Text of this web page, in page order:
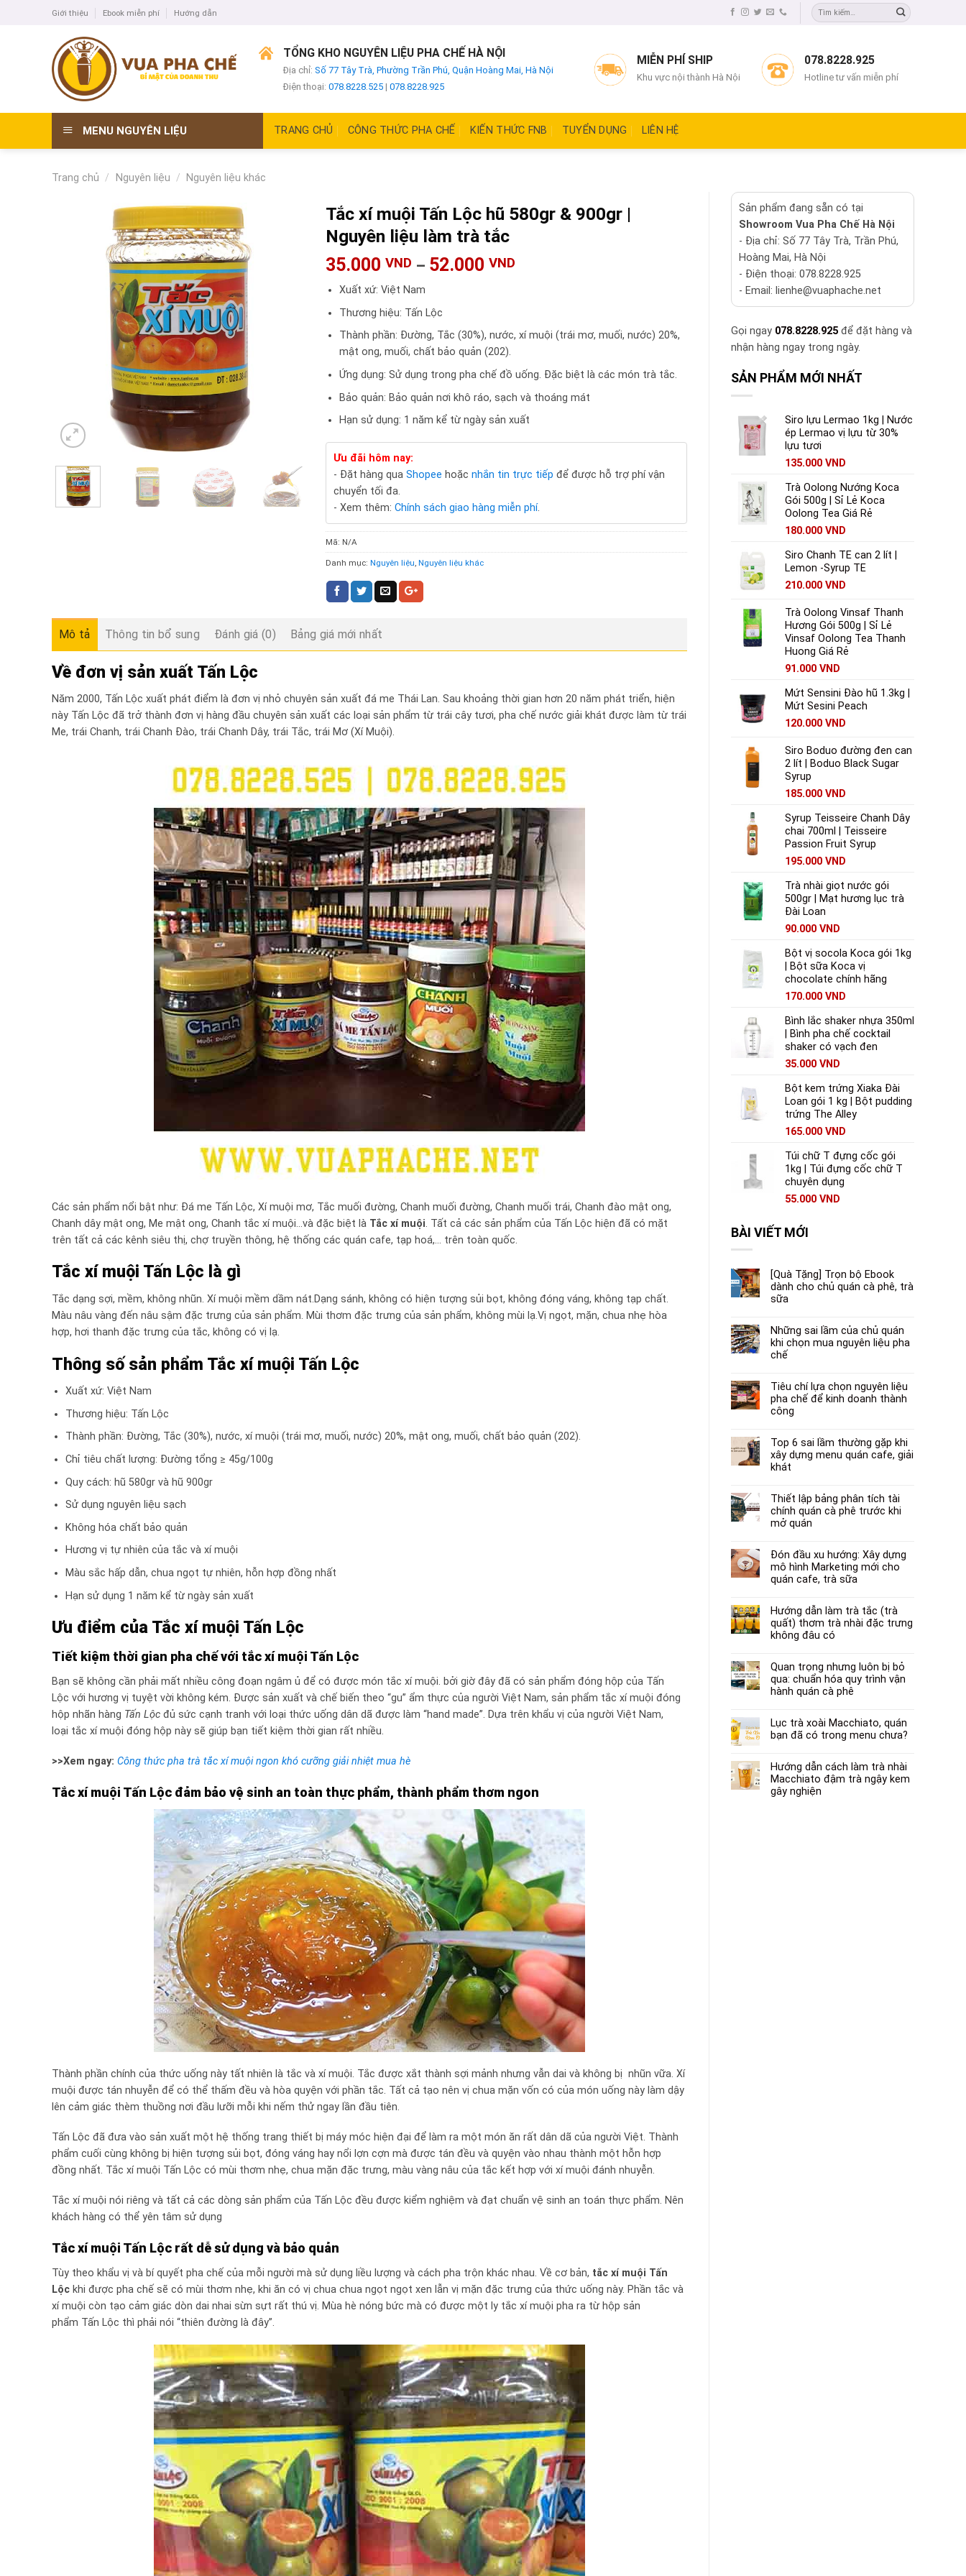
Giới thiệu Ebook miễn phí Hướng dẫn
TỔNG KHO NGUYÊN LIỆU PHA CHẾ HÀ NỘI
Địa chỉ:Số 77 Tây Trà, Phường Trần Phú, Quận Hoàng Mai, Hà Nội
Điện thoại:078.8228.525 |078.8228.925
MIỄN PHÍ SHIP
Khu vực nội thành Hà Nội
078.8228.925
Hotline tư vấn miễn phí
MENU NGUYÊN LIỆU TRANG CHỦ CÔNG THỨC PHA CHẾ KIẾN THỨC FNB TUYỂN DỤNG LIÊN HỆ
Trang chủ / Nguyên liệu / Nguyên liệu khác
Sản phẩm đang sẵn có tại
Showroom Vua Pha Chế Hà Nội
- Địa chỉ: Số 77 Tây Trà, Trần Phú,
Hoàng Mai, Hà Nội
- Điện thoại: 078.8228.925
- Email: lienhe@vuaphache.net
Gọi ngay 078.8228.925 để đặt hàng và
nhận hàng ngay trong ngày.
SẢN PHẨM MỚI NHẤT
Siro lựu Lermao 1kg | Nước
ép Lermao vị lựu từ 30%
lựu tươi
135.000 VND
Trà Oolong Nướng Koca
Gói 500g | Sỉ Lẻ Koca
Oolong Tea Giá Rẻ
180.000 VND
Siro Chanh TE can 2 lít |
Lemon -Syrup TE
210.000 VND
Trà Oolong Vinsaf Thanh
Hương Gói 500g | Sỉ Lẻ
Vinsaf Oolong Tea Thanh
Huong Giá Rẻ
91.000 VND
Mứt Sensini Đào hũ 1.3kg |
Mứt Sesini Peach
120.000 VND
Siro Boduo đường đen can
2 lít | Boduo Black Sugar
Syrup
185.000 VND
Syrup Teisseire Chanh Dây
chai 700ml | Teisseire
Passion Fruit Syrup
195.000 VND
Trà nhài giọt nước gói
500gr | Mạt hương lục trà
Đài Loan
90.000 VND
Bột vị socola Koca gói 1kg
| Bột sữa Koca vị
chocolate chính hãng
170.000 VND
Bình lắc shaker nhựa 350ml
| Bình pha chế cocktail
shaker có vạch đen
35.000 VND
Bột kem trứng Xiaka Đài
Loan gói 1 kg | Bột pudding
trứng The Alley
165.000 VND
Túi chữ T đựng cốc gói
1kg | Túi đựng cốc chữ T
chuyên dụng
55.000 VND
BÀI VIẾT MỚI
[Quà Tặng] Trọn bộ Ebook
dành cho chủ quán cà phê, trà
sữa
Những sai lầm của chủ quán
khi chọn mua nguyên liệu pha
chế
Tiêu chí lựa chọn nguyên liệu
pha chế để kinh doanh thành
công
Top 6 sai lầm thường gặp khi
xây dựng menu quán cafe, giải
khát
Thiết lập bảng phân tích tài
chính quán cà phê trước khi
mở quán
Đón đầu xu hướng: Xây dựng
mô hình Marketing mới cho
quán cafe, trà sữa
Hướng dẫn làm trà tắc (trà
quất) thơm trà nhài đặc trưng
không đâu có
Quan trọng nhưng luôn bị bỏ
qua: chuẩn hóa quy trình vận
hành quán cà phê
Lục trà xoài Macchiato, quán
bạn đã có trong menu chưa?
Hướng dẫn cách làm trà nhài
Macchiato đậm trà ngậy kem
gây nghiện
Tắc xí muội Tấn Lộc hũ 580gr & 900gr |
Nguyên liệu làm trà tắc
35.000 VND – 52.000 VND
Xuất xứ: Việt Nam
Thương hiệu: Tấn Lộc
Thành phần: Đường, Tắc (30%), nước, xí muội (trái mơ, muối, nước) 20%,
mật ong, muối, chất bảo quản (202).
Ứng dụng: Sử dụng trong pha chế đồ uống. Đặc biệt là các món trà tắc.
Bảo quản: Bảo quản nơi khô ráo, sạch và thoáng mát
Hạn sử dụng: 1 năm kể từ ngày sản xuất
Ưu đãi hôm nay:
- Đặt hàng qua Shopee hoặc nhắn tin trực tiếp để được hỗ trợ phí vận
chuyển tối đa.
- Xem thêm: Chính sách giao hàng miễn phí.
Mã: N/A
Danh mục: Nguyên liệu, Nguyên liệu khác
Mô tả Thông tin bổ sung Đánh giá (0) Bảng giá mới nhất
Về đơn vị sản xuất Tấn Lộc
Năm 2000, Tấn Lộc xuất phát điểm là đơn vị nhỏ chuyên sản xuất đá me Thái Lan. Sau khoảng thời gian hơn 20 năm phát triển, hiện
này Tấn Lộc đã trở thành đơn vị hàng đầu chuyên sản xuất các loại sản phẩm từ trái cây tươi, pha chế nước giải khát được làm từ trái
Me, trái Chanh, trái Chanh Đào, trái Chanh Dây, trái Tắc, trái Mơ (Xí Muội).
Các sản phẩm nổi bật như: Đá me Tấn Lộc, Xí muội mơ, Tắc muối đường, Chanh muối đường, Chanh muối trái, Chanh đào mật ong,
Chanh dây mật ong, Me mật ong, Chanh tắc xí muội…và đặc biệt là Tắc xí muội. Tất cả các sản phẩm của Tấn Lộc hiện đã có mặt
trên tất cả các kênh siêu thị, chợ truyền thông, hệ thống các quán cafe, tạp hoá,… trên toàn quốc.
Tắc xí muội Tấn Lộc là gì
Tắc dạng sợi, mềm, không nhũn. Xí muội mềm dầm nát.Dạng sánh, không có hiện tượng sủi bọt, không đóng váng, không tạp chất.
Màu nâu vàng đến nâu sậm đặc trưng của sản phẩm. Mùi thơm đặc trưng của sản phẩm, không mùi lạ.Vị ngọt, mặn, chua nhẹ hòa
hợp, hơi thanh đặc trưng của tắc, không có vị lạ.
Thông số sản phẩm Tắc xí muội Tấn Lộc
Xuất xứ: Việt Nam
Thương hiệu: Tấn Lộc
Thành phần: Đường, Tắc (30%), nước, xí muội (trái mơ, muối, nước) 20%, mật ong, muối, chất bảo quản (202).
Chỉ tiêu chất lượng: Đường tổng ≥ 45g/100g
Quy cách: hũ 580gr và hũ 900gr
Sử dụng nguyên liệu sạch
Không hóa chất bảo quản
Hương vị tự nhiên của tắc và xí muội
Màu sắc hấp dẫn, chua ngọt tự nhiên, hỗn hợp đồng nhất
Hạn sử dụng 1 năm kể từ ngày sản xuất
Ưu điểm của Tắc xí muội Tấn Lộc
Tiết kiệm thời gian pha chế với tắc xí muội Tấn Lộc
Bạn sẽ không cần phải mất nhiều công đoạn ngâm ủ để có được món tắc xí muội. bởi giờ đây đã có sản phẩm đóng hộp của Tấn
Lộc với hương vị tuyệt vời không kém. Được sản xuất và chế biến theo “gu” ẩm thực của người Việt Nam, sản phẩm tắc xí muội đóng
hộp nhãn hàng Tấn Lộc đủ sức cạnh tranh với loại thức uống dân dã được làm “hand made”. Dựa trên khẩu vị của người Việt Nam,
loại tắc xí muội đóng hộp này sẽ giúp bạn tiết kiệm thời gian rất nhiều.
>>Xem ngay: Công thức pha trà tắc xí muội ngon khó cưỡng giải nhiệt mua hè
Tắc xí muội Tấn Lộc đảm bảo vệ sinh an toàn thực phẩm, thành phẩm thơm ngon
Thành phần chính của thức uống này tất nhiên là tắc và xí muội. Tắc được xắt thành sợi mảnh nhưng vẫn dai và không bị nhũn vữa. Xí
muội được tán nhuyễn để có thể thấm đều và hòa quyện với phần tắc. Tất cả tạo nên vị chua mặn vốn có của món uống này làm dậy
lên cảm giác thèm thuồng nơi đầu lưỡi mỗi khi nếm thử ngay lần đầu tiên.
Tấn Lộc đã đưa vào sản xuất một hệ thống trang thiết bị máy móc hiện đại để làm ra một món ăn rất dân dã của người Việt. Thành
phẩm cuối cùng không bị hiện tượng sủi bọt, đóng váng hay nổi lợn cợn mà được tán đều và quyện vào nhau thành một hỗn hợp
đồng nhất. Tắc xí muội Tấn Lộc có mùi thơm nhẹ, chua mặn đặc trưng, màu vàng nâu của tắc kết hợp với xí muội đánh nhuyễn.
Tắc xí muội nói riêng và tất cả các dòng sản phẩm của Tấn Lộc đều được kiểm nghiệm và đạt chuẩn vệ sinh an toán thực phẩm. Nên
khách hàng có thể yên tâm sử dụng
Tắc xí muội Tấn Lộc rất dễ sử dụng và bảo quản
Tùy theo khẩu vị và bí quyết pha chế của mỗi người mà sử dụng liều lượng và cách pha trộn khác nhau. Về cơ bản, tắc xí muội Tấn
Lộc khi được pha chế sẽ có mùi thơm nhẹ, khi ăn có vị chua chua ngọt ngọt xen lẫn vị mặn đặc trưng của thức uống này. Phần tắc và
xí muội còn tạo cảm giác dòn dai nhai sừn sựt rất thú vị. Mùa hè nóng bức mà có được một ly tắc xí muội pha ra từ hộp sản
phẩm Tấn Lộc thì phải nói “thiên đường là đây”.